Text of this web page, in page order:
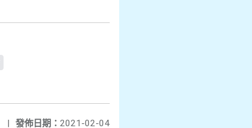
發佈日期： 2021-02-04
|